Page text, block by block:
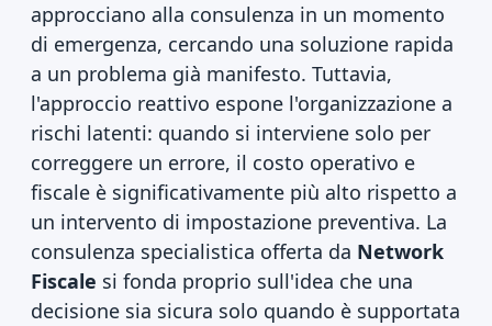
approcciano alla consulenza in un momento
di emergenza, cercando una soluzione rapida
a un problema già manifesto. Tuttavia,
l'approccio reattivo espone l'organizzazione a
rischi latenti: quando si interviene solo per
correggere un errore, il costo operativo e
fiscale è significativamente più alto rispetto a
un intervento di impostazione preventiva. La
consulenza specialistica offerta da Network
Fiscale si fonda proprio sull'idea che una
decisione sia sicura solo quando è supportata